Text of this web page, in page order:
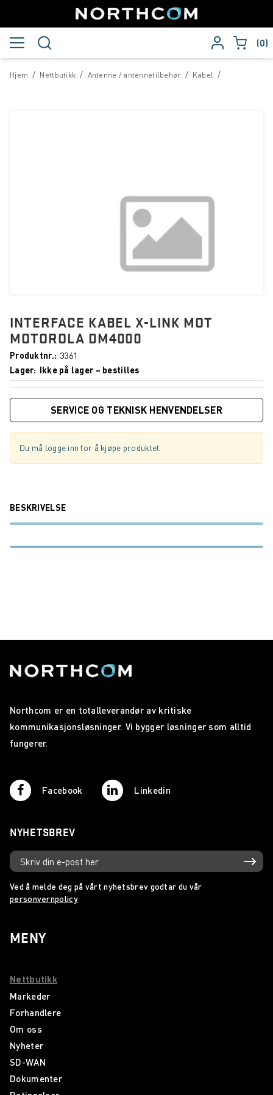
0
/
Hjem /
Nettbutikk /
Antenne / antennetilbehør /
Kabel
INTERFACE KABEL X-LINK MOT
MOTOROLA DM4000
Produktnr.
3361
Lager
Ikke på lager – bestilles
SERVICE OG TEKNISK HENVENDELSER
Du må logge inn for å kjøpe produktet.
BESKRIVELSE
Northcom er en totalleverandør av kritiske
kommunikasjonsløsninger. Vi bygger løsninger som alltid
fungerer.
Facebook Linkedin
NYHETSBREV
Ved å melde deg på vårt nyhetsbrev godtar du vår
personvernpolicy
MENY
Nettbutikk
Markeder
Forhandlere
Om oss
Nyheter
SD-WAN
Dokumenter